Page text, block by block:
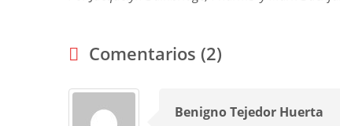
Comentarios (2)
Benigno Tejedor Huerta